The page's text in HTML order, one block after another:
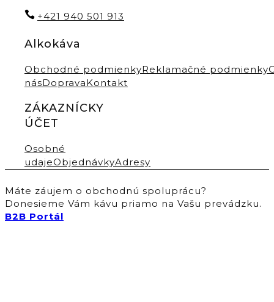
+421 940 501 913
Alkokáva
Obchodné podmienkyReklamačné podmienky
násDopravaKontakt
ZÁKAZNÍCKY
ÚČET
Osobné
udajeObjednávkyAdresy
Máte záujem o obchodnú spoluprácu?
Donesieme Vám kávu priamo na Vašu prevádzku.
B2B Portál